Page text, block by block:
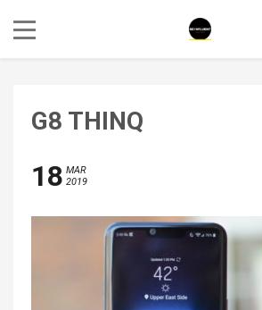
G8 THINQ
18 MAR
2019